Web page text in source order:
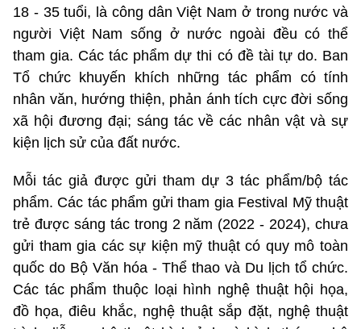
18 - 35 tuổi, là công dân Việt Nam ở trong nước và
người Việt Nam sống ở nước ngoài đều có thể
tham gia. Các tác phẩm dự thi có đề tài tự do. Ban
Tổ chức khuyến khích những tác phẩm có tính
nhân văn, hướng thiện, phản ánh tích cực đời sống
xã hội đương đại; sáng tác về các nhân vật và sự
kiện lịch sử của đất nước.
Mỗi tác giả được gửi tham dự 3 tác phẩm/bộ tác
phẩm. Các tác phẩm gửi tham gia Festival Mỹ thuật
trẻ được sáng tác trong 2 năm (2022 - 2024), chưa
gửi tham gia các sự kiện mỹ thuật có quy mô toàn
quốc do Bộ Văn hóa - Thể thao và Du lịch tổ chức.
Các tác phẩm thuộc loại hình nghệ thuật hội họa,
đồ họa, điêu khắc, nghệ thuật sắp đặt, nghệ thuật